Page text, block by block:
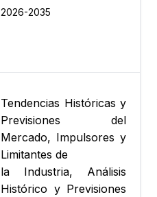
2026-2035
Tendencias Históricas y
Previsiones del
Mercado, Impulsores y
Limitantes de
la Industria, Análisis
Histórico y Previsiones